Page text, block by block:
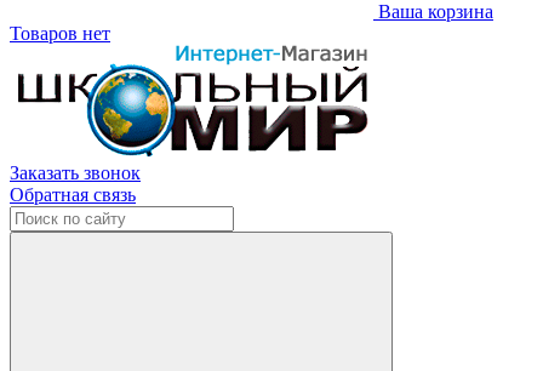
Ваша корзина
Товаров нет
Заказать звонок
Обратная связь